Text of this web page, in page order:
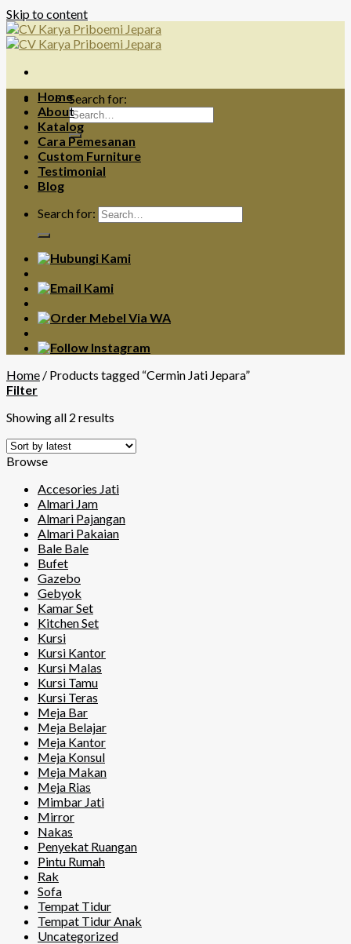
Skip to content
Search for:
Home
About
Katalog
Cara Pemesanan
Custom Furniture
Testimonial
Blog
Search for:
Home / Products tagged “Cermin Jati Jepara”
Filter
Showing all 2 results
Browse
Accesories Jati
Almari Jam
Almari Pajangan
Almari Pakaian
Bale Bale
Bufet
Gazebo
Gebyok
Kamar Set
Kitchen Set
Kursi
Kursi Kantor
Kursi Malas
Kursi Tamu
Kursi Teras
Meja Bar
Meja Belajar
Meja Kantor
Meja Konsul
Meja Makan
Meja Rias
Mimbar Jati
Mirror
Nakas
Penyekat Ruangan
Pintu Rumah
Rak
Sofa
Tempat Tidur
Tempat Tidur Anak
Uncategorized